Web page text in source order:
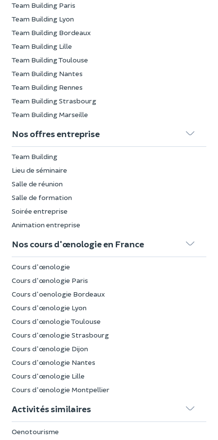
Team Building Paris
Team Building Lyon
Team Building Bordeaux
Team Building Lille
Team Building Toulouse
Team Building Nantes
Team Building Rennes
Team Building Strasbourg
Team Building Marseille
Nos offres entreprise
Team Building
Lieu de séminaire
Salle de réunion
Salle de formation
Soirée entreprise
Animation entreprise
Nos cours d'œnologie en France
Cours d'œnologie
Cours d'œnologie Paris
Cours d'oenologie Bordeaux
Cours d'œnologie Lyon
Cours d'œnologie Toulouse
Cours d'œnologie Strasbourg
Cours d'œnologie Dijon
Cours d'œnologie Nantes
Cours d'œnologie Lille
Cours d'œnologie Montpellier
Activités similaires
Oenotourisme